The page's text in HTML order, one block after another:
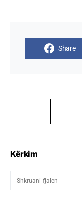
Share
Kërkim